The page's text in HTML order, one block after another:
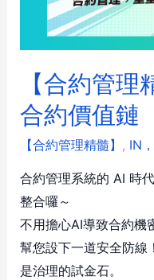
【合約管
合約價值鏈
【合約管理精髓】 , IN
合約管理系統的 AI 時
整合囉～
不用擔心AI導致合約機
幫您設下一道安全防線
是治理的試金石。